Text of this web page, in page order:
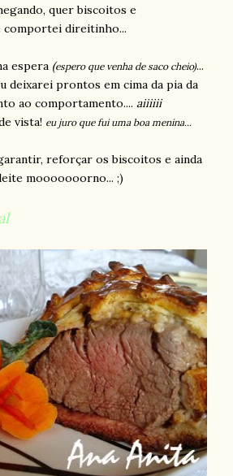
quer biscoitos e
comportei direitinho...
espera (espero que venha de saco cheio)...
deixarei prontos em cima da pia da
ao comportamento.... aiiiiii
vista! eu juro que fui uma boa menina...
reforçar os biscoitos e ainda
mooooooorno... ;)